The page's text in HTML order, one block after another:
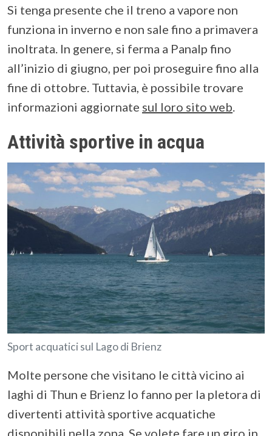
Si tenga presente che il treno a vapore non
funziona in inverno e non sale fino a primavera
inoltrata. In genere, si ferma a Panalp fino
all’inizio di giugno, per poi proseguire fino alla
fine di ottobre. Tuttavia, è possibile trovare
informazioni aggiornate sul loro sito web.
Attività sportive in acqua
Sport acquatici sul Lago di Brienz
Molte persone che visitano le città vicino ai
laghi di Thun e Brienz lo fanno per la pletora di
divertenti attività sportive acquatiche